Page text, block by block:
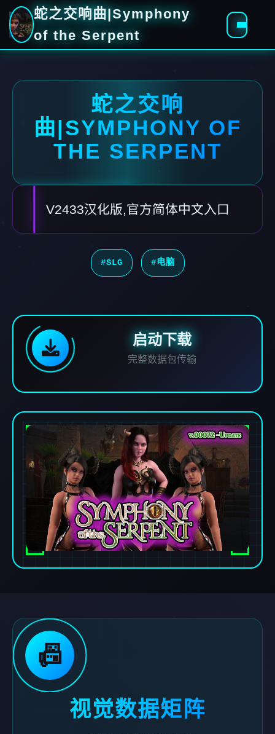
蛇之交响曲|Symphony
of the Serpent
蛇之交响
曲|SYMPHONY OF
THE SERPENT
V2433汉化版,官方简体中文入口
#SLG #电脑
启动下载
完整数据包传输
📠
视觉数据矩阵